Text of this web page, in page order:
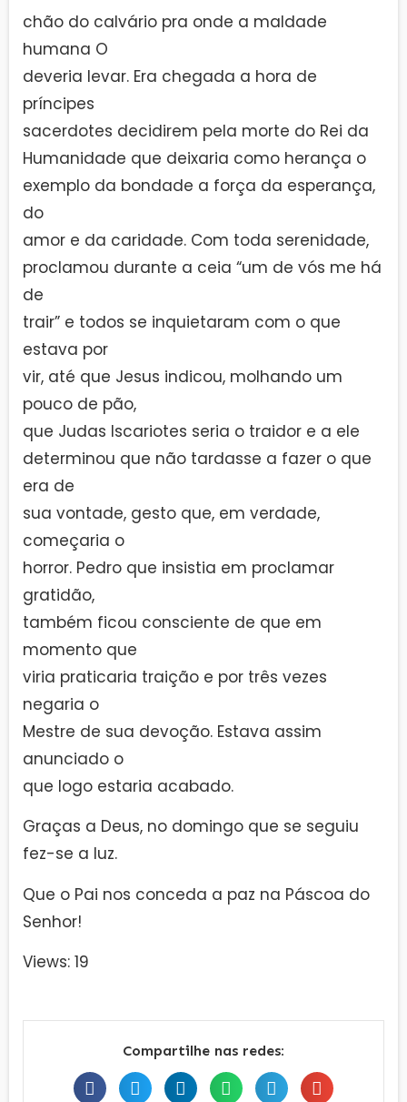
chão do calvário pra onde a maldade
humana O
deveria levar. Era chegada a hora de
príncipes
sacerdotes decidirem pela morte do Rei da
Humanidade que deixaria como herança o
exemplo da bondade a força da esperança,
do
amor e da caridade. Com toda serenidade,
proclamou durante a ceia “um de vós me há
de
trair” e todos se inquietaram com o que
estava por
vir, até que Jesus indicou, molhando um
pouco de pão,
que Judas Iscariotes seria o traidor e a ele
determinou que não tardasse a fazer o que
era de
sua vontade, gesto que, em verdade,
começaria o
horror. Pedro que insistia em proclamar
gratidão,
também ficou consciente de que em
momento que
viria praticaria traição e por três vezes
negaria o
Mestre de sua devoção. Estava assim
anunciado o
que logo estaria acabado.
Graças a Deus, no domingo que se seguiu
fez-se a luz.
Que o Pai nos conceda a paz na Páscoa do
Senhor!
Views: 19
Compartilhe nas redes: